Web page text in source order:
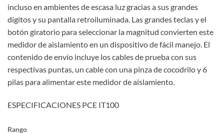
incluso en ambientes de escasa luz gracias a sus grandes
dígitos y su pantalla retroiluminada. Las grandes teclas y el
botón giratorio para seleccionar la magnitud convierten este
medidor de aislamiento en un dispositivo de fácil manejo. El
contenido de envío incluye los cables de prueba con sus
respectivas puntas, un cable con una pinza de cocodrilo y 6
pilas para alimentar este medidor de aislamiento.
ESPECIFICACIONES PCE IT100
Rango